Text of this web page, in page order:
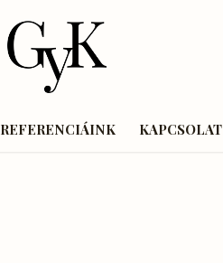
REFERENCIÁINK KAPCSOLAT